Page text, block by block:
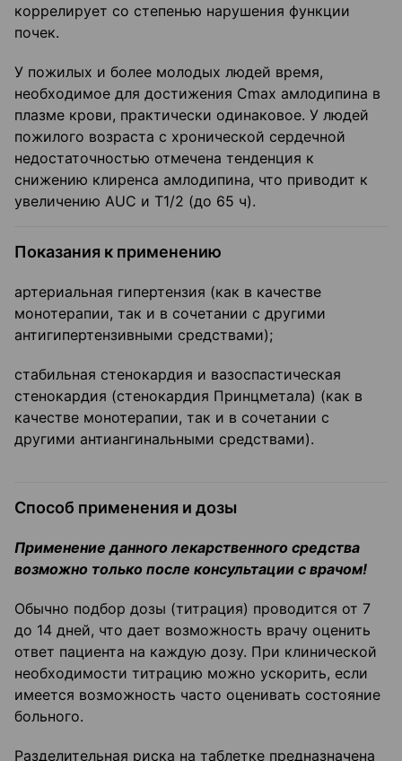
коррелирует со степенью нарушения функции
почек.
У пожилых и более молодых людей время,
необходимое для достижения Cmax амлодипина в
плазме крови, практически одинаковое. У людей
пожилого возраста с хронической сердечной
недостаточностью отмечена тенденция к
снижению клиренса амлодипина, что приводит к
увеличению AUC и Т1/2 (до 65 ч).
Показания к применению
артериальная гипертензия (как в качестве
монотерапии, так и в сочетании с другими
антигипертензивными средствами);
стабильная стенокардия и вазоспастическая
стенокардия (стенокардия Принцметала) (как в
качестве монотерапии, так и в сочетании с
другими антиангинальными средствами).
Способ применения и дозы
Применение данного лекарственного средства
возможно только после консультации с врачом!
Обычно подбор дозы (титрация) проводится от 7
до 14 дней, что дает возможность врачу оценить
ответ пациента на каждую дозу. При клинической
необходимости титрацию можно ускорить, если
имеется возможность часто оценивать состояние
больного.
Разделительная риска на таблетке предназначена